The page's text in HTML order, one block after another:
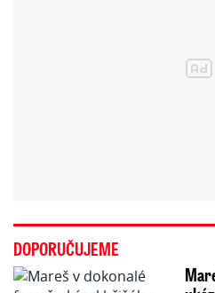
DOPORUČUJEME